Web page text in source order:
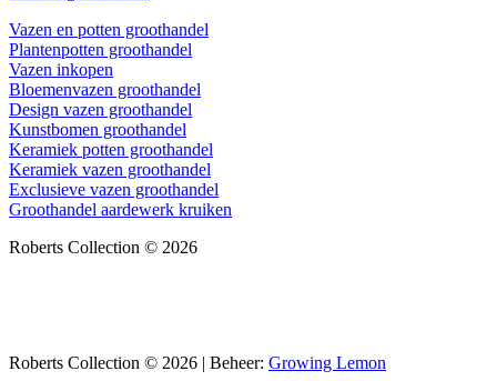
Vazen en potten groothandel
Plantenpotten groothandel
Vazen inkopen
Bloemenvazen groothandel
Design vazen groothandel
Kunstbomen groothandel
Keramiek potten groothandel
Keramiek vazen groothandel
Exclusieve vazen groothandel
Groothandel aardewerk kruiken
Roberts Collection © 2026
Roberts Collection © 2026 | Beheer: Growing Lemon